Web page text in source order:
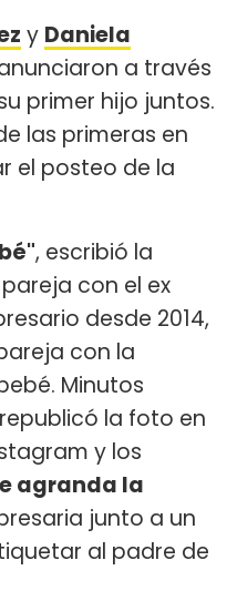
y Daniela
a través
primer hijo juntos.
las primeras en
el posteo de la
, escribió la
con el ex
desde 2014,
con la
Minutos
la foto en
y los
agranda la
junto a un
al padre de